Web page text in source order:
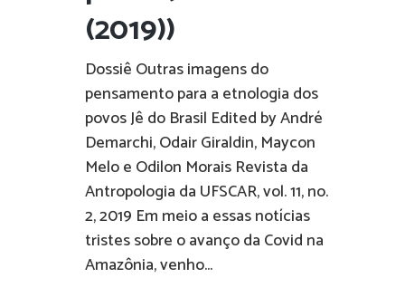
(2019))
Dossiê Outras imagens do
pensamento para a etnologia dos
povos Jê do Brasil Edited by André
Demarchi, Odair Giraldin, Maycon
Melo e Odilon Morais Revista da
Antropologia da UFSCAR, vol. 11, no.
2, 2019 Em meio a essas notícias
tristes sobre o avanço da Covid na
Amazônia, venho...